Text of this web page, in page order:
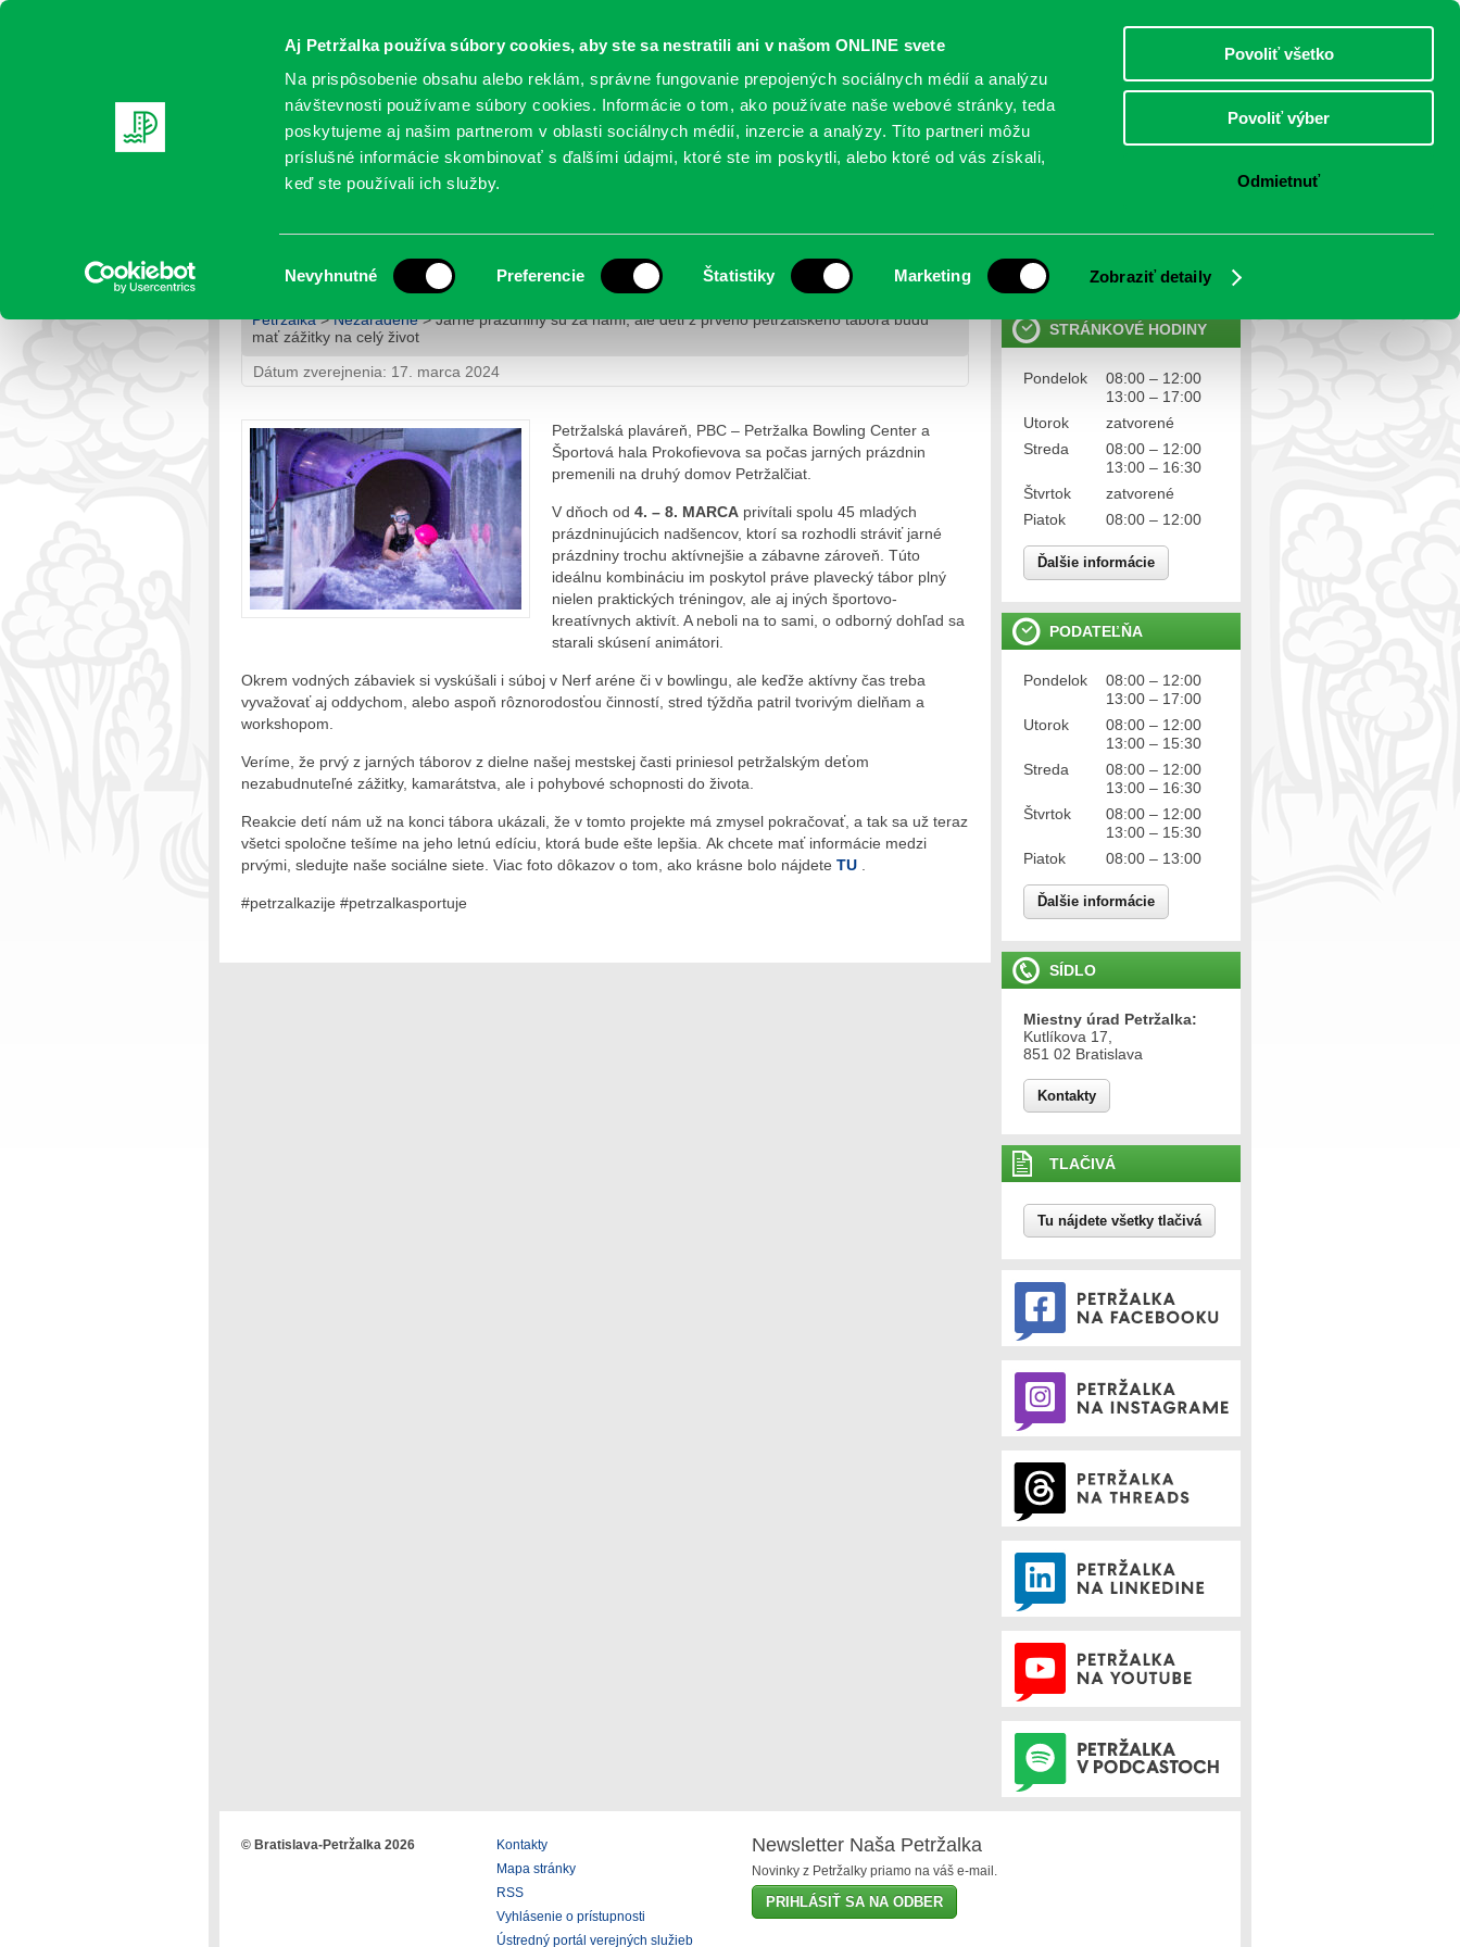
Aj Petržalka používa súbory cookies, aby ste sa nestratili ani v našom ONLINE svete
Na prispôsobenie obsahu alebo reklám, správne fungovanie prepojených sociálnych médií a analýzu
návštevnosti používame súbory cookies. Informácie o tom, ako používate naše webové stránky, teda
poskytujeme aj našim partnerom v oblasti sociálnych médií, inzercie a analýzy. Títo partneri môžu
príslušné informácie skombinovať s ďalšími údajmi, ktoré ste im poskytli, alebo ktoré od vás získali,
keď ste používali ich služby.
súhlasu
Nevyhnutné Preferencie Štatistiky Marketing Zobraziť detaily
Povoliť všetko
Povoliť výber
Odmietnuť
Oficiálne stránky
PETRŽALSKÉ KONTO
AKTUALITY SAMOSPRÁVA ORGANIZÁCIE OBLASTI NOVINY MAPY TLAČIVÁ KONTAKTY
Ochrana osobných údajov
STRÁNKOVÉ HODINY
Pondelok
08:00 – 12:00
13:00 – 17:00
Utorok
zatvorené
Streda
08:00 – 12:00
13:00 – 16:30
Štvrtok
zatvorené
Piatok
08:00 – 12:00
Ďalšie informácie
PODATEĽŇA
Pondelok
08:00 – 12:00
13:00 – 17:00
Utorok
08:00 – 12:00
13:00 – 15:30
Streda
08:00 – 12:00
13:00 – 16:30
Štvrtok
08:00 – 12:00
13:00 – 15:30
Piatok
08:00 – 13:00
Ďalšie informácie
SÍDLO
Miestny úrad Petržalka:
Kutlíkova 17,
851 02 Bratislava
Kontakty
TLAČIVÁ
Tu nájdete všetky tlačivá
Jarné prázdniny sú za nami, ale deti z prvého petržalského tábora budú
mať zážitky na celý život
Petržalka>Nezaradené> Jarné prázdniny sú za nami, ale deti z prvého petržalského tábora budú
mať zážitky na celý život
Dátum zverejnenia: 17. marca 2024
Petržalská plaváreň, PBC – Petržalka Bowling Center a
Športová hala Prokofievova sa počas jarných prázdnin
premenili na druhý domov Petržalčiat.
V dňoch od 4. – 8. MARCA privítali spolu 45 mladých
prázdninujúcich nadšencov, ktorí sa rozhodli stráviť jarné
prázdniny trochu aktívnejšie a zábavne zároveň. Túto
ideálnu kombináciu im poskytol práve plavecký tábor plný
nielen praktických tréningov, ale aj iných športovo-
kreatívnych aktivít. A neboli na to sami, o odborný dohľad sa
starali skúsení animátori.
Okrem vodných zábaviek si vyskúšali i súboj v Nerf aréne či v bowlingu, ale keďže aktívny čas treba
vyvažovať aj oddychom, alebo aspoň rôznorodosťou činností, stred týždňa patril tvorivým dielňam a
workshopom.
Veríme, že prvý z jarných táborov z dielne našej mestskej časti priniesol petržalským deťom
nezabudnuteľné zážitky, kamarátstva, ale i pohybové schopnosti do života‌.
Reakcie detí nám už na konci tábora ukázali, že v tomto projekte má zmysel pokračovať, a tak sa už teraz
všetci spoločne tešíme na jeho letnú edíciu, ktorá bude ešte lepšia. Ak chcete mať informácie medzi
prvými, sledujte naše sociálne siete. Viac foto dôkazov o tom, ako krásne bolo nájdete TU
#petrzalkazije #petrzalkasportuje
© Bratislava-Petržalka 2026
Kontakty
Mapa stránky
RSS
Vyhlásenie o prístupnosti
Ústredný portál verejných služieb
Newsletter Naša Petržalka
Novinky z Petržalky priamo na váš e-mail.
PRIHLÁSIŤ SA NA ODBER